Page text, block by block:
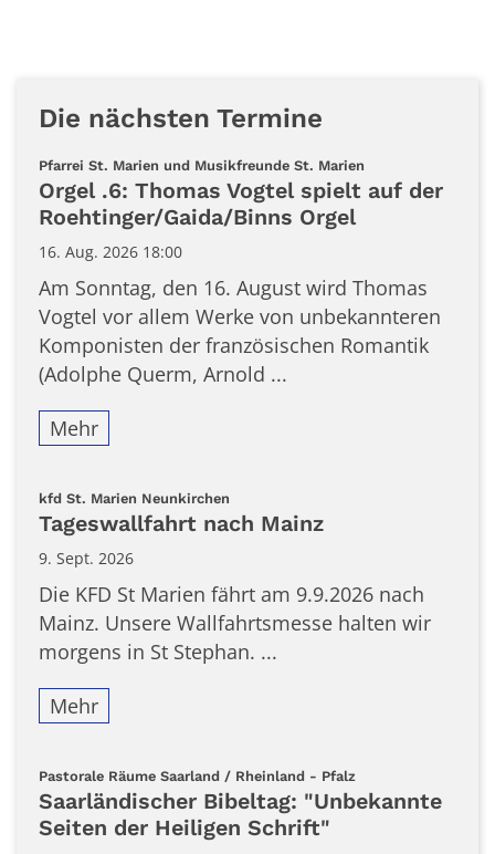
Die nächsten Termine
Pfarrei St. Marien und Musikfreunde St. Marien
Orgel .6: Thomas Vogtel spielt auf der
Roehtinger/Gaida/Binns Orgel
16. Aug. 2026 18:00
Am Sonntag, den 16. August wird Thomas
Vogtel vor allem Werke von unbekannteren
Komponisten der französischen Romantik
(Adolphe Querm, Arnold ...
Mehr
kfd St. Marien Neunkirchen
Tageswallfahrt nach Mainz
9. Sept. 2026
Die KFD St Marien fährt am 9.9.2026 nach
Mainz. Unsere Wallfahrtsmesse halten wir
morgens in St Stephan. ...
Mehr
Pastorale Räume Saarland / Rheinland - Pfalz
Saarländischer Bibeltag: "Unbekannte
Seiten der Heiligen Schrift"